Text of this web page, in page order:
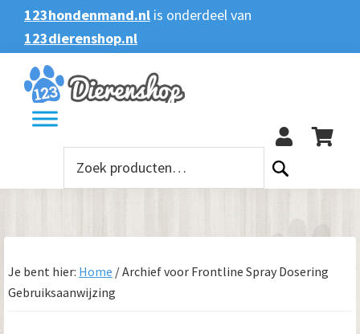
Spring
naar
de
hoofdnavigatie
Door
naar
de
hoofd
inhoud
Spring
naar
de
eerste
sidebar
Spring
naar
de
voettekst
123hondenmand.nl is onderdeel van
123dierenshop.nl
Zoeken
Zoeken
naar:
Je bent hier: Home /Archief voor Frontline Spray Dosering
Gebruiksaanwijzing